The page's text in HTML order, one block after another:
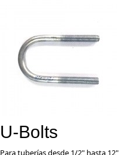
U-Bolts
Para tuberías desde 1/2" hasta 12"